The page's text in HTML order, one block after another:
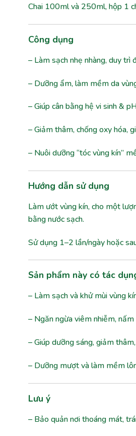
Chai 100ml và 250ml, hộp 1
Công dụng
– Làm sạch nhẹ nhàng, duy trì
– Dưỡng ẩm, làm mềm da
– Giúp cân bằng hệ vi sinh &
– Giảm thâm, chống oxy hóa,
– Nuôi dưỡng “tóc vùng kín”
Hướng dẫn sử dụng
Làm ướt vùng kín, cho một
bằng nước sạch.
Sử dụng 1–2 lần/ngày hoặc
Sản phẩm này có tác
– Làm sạch và khử mùi vùng
– Ngăn ngừa viêm nhiễm,
– Giúp dưỡng sáng, giảm
– Dưỡng mượt và làm mềm
Lưu ý
– Bảo quản nơi thoáng mát,